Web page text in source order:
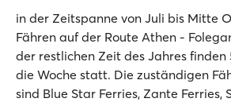
in der Zeitspanne von Juli bis Mitte
Fähren auf der Route Athen -
der restlichen Zeit des Jahres
die Woche statt. Die zuständigen
sind Blue Star Ferries, Zante Ferries,